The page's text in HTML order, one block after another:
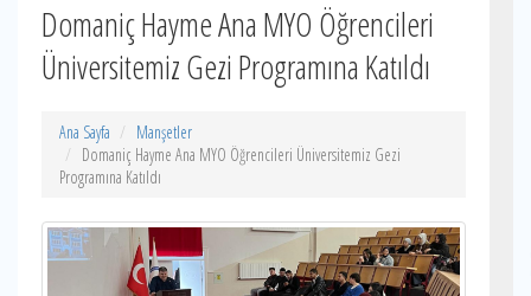
Domaniç Hayme Ana MYO Öğrencileri
Üniversitemiz Gezi Programına Katıldı
Ana Sayfa
Manşetler
Domaniç Hayme Ana MYO Öğrencileri Üniversitemiz Gezi
Programına Katıldı